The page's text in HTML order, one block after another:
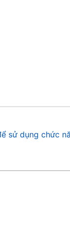
sử dụng chức